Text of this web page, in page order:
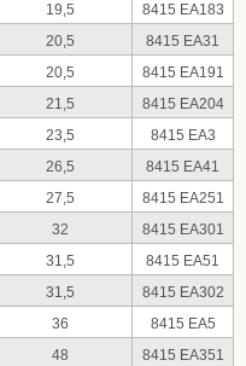
19,5
8415 EA183
20,5
8415 EA31
20,5
8415 EA191
21,5
8415 EA204
23,5
8415 EA3
26,5
8415 EA41
27,5
8415 EA251
32
8415 EA301
31,5
8415 EA51
31,5
8415 EA302
36
8415 EA5
48
8415 EA351